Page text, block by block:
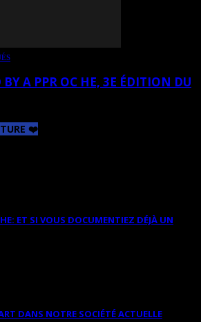
BY A PPR OC HE, 3E ÉDITION DU
❤️
ET SI VOUS DOCUMENTIEZ DÉJÀ UN
DANS NOTRE SOCIÉTÉ ACTUELLE